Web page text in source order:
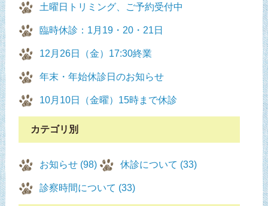
土曜日トリミング、ご予約受付中
臨時休診：1月19・20・21日
12月26日（金）17:30終業
年末・年始休診日のお知らせ
10月10日（金曜）15時まで休診
カテゴリ別
お知らせ (98) 休診について (33)
診察時間について (33)